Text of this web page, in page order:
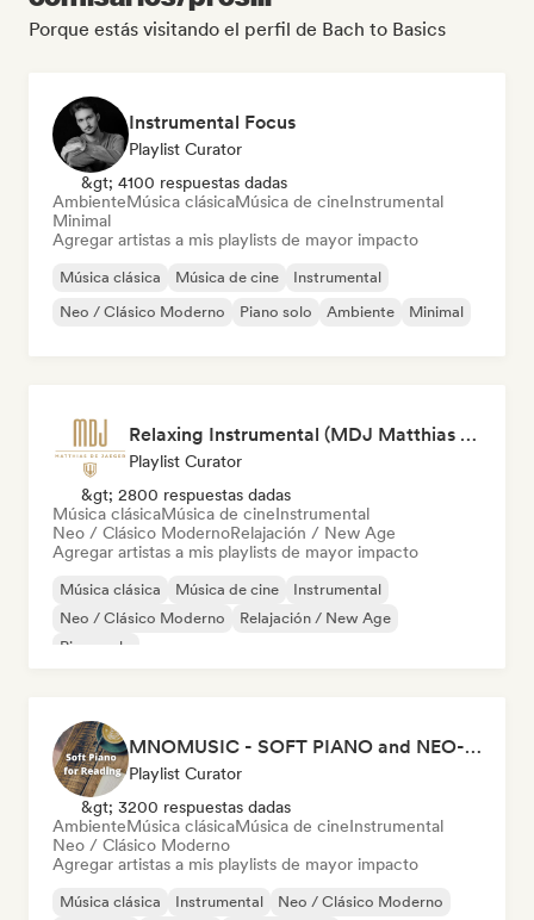
Porque estás visitando el perfil de Bach to Basics
Instrumental Focus
Playlist Curator
&gt; 4100 respuestas dadas
AmbienteMúsica clásicaMúsica de cineInstrumental
Minimal
Agregar artistas a mis playlists de mayor impacto
Música clásica Música de cine
Instrumental
Neo / Clásico Moderno
Piano solo Ambiente Minimal
Relaxing Instrumental (MDJ Matthias De Jaeger)
Playlist Curator
&gt; 2800 respuestas dadas
Música clásicaMúsica de cineInstrumental
Neo / Clásico ModernoRelajación / New Age
Agregar artistas a mis playlists de mayor impacto
Música clásica Música de cine
Instrumental
Neo / Clásico Moderno
Relajación / New Age
Piano solo
MNOMUSIC - SOFT PIANO and NEO-CLASSICAL
Playlist Curator
&gt; 3200 respuestas dadas
AmbienteMúsica clásicaMúsica de cineInstrumental
Neo / Clásico Moderno
Agregar artistas a mis playlists de mayor impacto
Música clásica Instrumental
Neo / Clásico Moderno